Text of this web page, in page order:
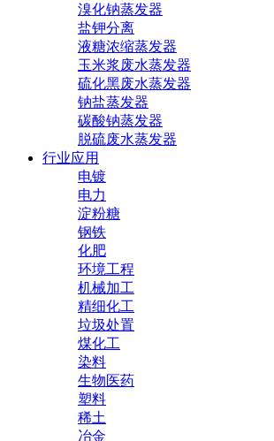
溴化钠蒸发器
盐钾分离
液糖浓缩蒸发器
玉米浆废水蒸发器
硫化黑废水蒸发器
钠盐蒸发器
碳酸钠蒸发器
脱硫废水蒸发器
行业应用
电镀
电力
淀粉糖
钢铁
化肥
环境工程
机械加工
精细化工
垃圾处置
煤化工
染料
生物医药
塑料
稀土
冶金